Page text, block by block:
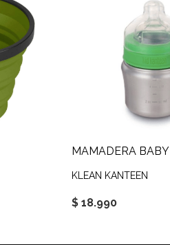
MAMADERA
KLEAN KANTEEN
$ 18.990